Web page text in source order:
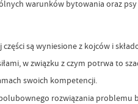
warunków bytowania oraz
są wyniesione z kojców i
w związku z czym potrwa to
swoich kompetencji.
rozwiązania problemu